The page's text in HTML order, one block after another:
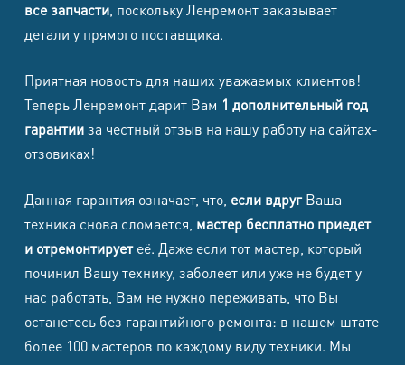
все запчасти, поскольку Ленремонт заказывает
детали у прямого поставщика.
Приятная новость для наших уважаемых клиентов!
Теперь Ленремонт дарит Вам 1 дополнительный год
гарантииза честный отзыв на нашу работу на сайтах-
отзовиках!
Данная гарантия означает, что, если вдругВаша
техника снова сломается, мастер бесплатно приедет
и отремонтируетеё. Даже если тот мастер, который
починил Вашу технику, заболеет или уже не будет у
нас работать, Вам не нужно переживать, что Вы
останетесь без гарантийного ремонта: в нашем штате
более 100 мастеров по каждому виду техники. Мы